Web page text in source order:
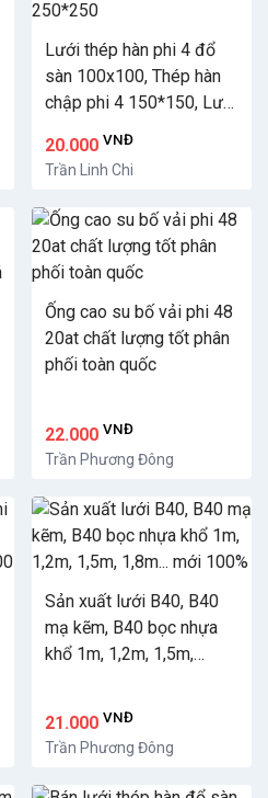
Lưới thép hàn phi 4 đổ
sàn 100x100, Thép hàn
chập phi 4 150*150, Lưới
thép D4 250*250
20.000 VNĐ
Trần Linh Chi
Ống cao su bố vải phi 48
20at chất lượng tốt phân
phối toàn quốc
22.000 VNĐ
Trần Phương Đông
Sản xuất lưới B40, B40
mạ kẽm, B40 bọc nhựa
khổ 1m, 1,2m, 1,5m,
21.000 VNĐ
Trần Phương Đông